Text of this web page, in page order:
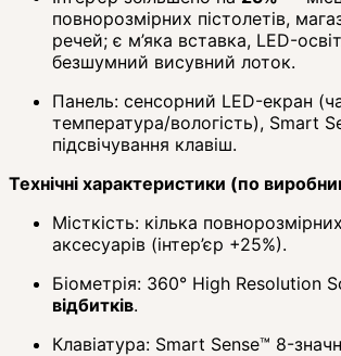
повнорозмірних пістолетів,
речей; є м’яка вставка, LED-
безшумний висувний лоток.
Панель: сенсорний LED-екран
температура/вологість), Smart
підсвічування клавіш.
Технічні характеристики (по
Місткість: кілька
аксесуарів (інтер’єр +25%).
Біометрія: 360° High Resolution
відбитків.
Клавіатура: Smart Sense™ 8-